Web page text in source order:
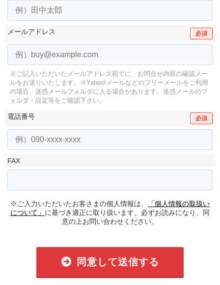
メールアドレス 必須
※ご記入いただいたメールアドレス宛てに、お問合せ内容の確認メー
ルをお送りいたします。
※Yahoo!メールなどのフリーメールをご利用
の場合、迷惑メールフォルダに入る場合があります。 迷惑メールのフ
ォルダ・設定等をご確認下さい。
電話番号 必須
FAX
※ご入力いただいたお客さまの個人情報は、
「個人情報の取扱い
について」 に基づき適正に取り扱います。必ずお読みになり、同
意の上お問い合わせください。
同意して送信する